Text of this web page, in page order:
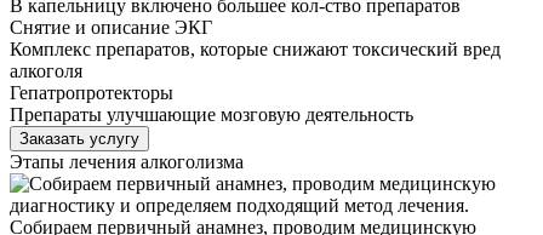
В капельницу включено большее кол-ство препаратов
Снятие и описание ЭКГ
Комплекс препаратов, которые снижают токсический вред
алкоголя
Гепатропротекторы
Препараты улучшающие мозговую деятельность
Заказать услугу
Этапы лечения алкоголизма
Собираем первичный анамнез, проводим медицинскую